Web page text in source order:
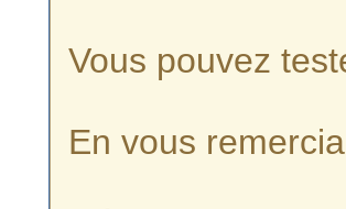
Vous pouvez
En vous